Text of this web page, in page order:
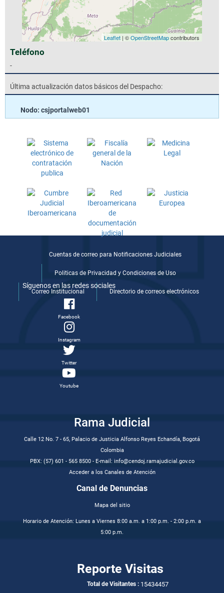
Leaflet| ©OpenStreetMapcontributors
Teléfono
-
Última actualización datos básicos del Despacho:
Nodo: csjportalweb01
Cuentas de correo para Notificaciones Judiciales
Politicas de Privacidad y Condiciones de Uso
Correo Institucional Directorio de correos electrónicos
Síguenos en las redes sociales
Facebook
Instagram
Twitter
Youtube
Rama Judicial
Calle 12 No. 7 - 65, Palacio de Justicia Alfonso Reyes Echandía, Bogotá
Colombia
PBX: (57) 601 - 565 8500 - E-mail: info@cendoj.ramajudicial.gov.co
Acceder a los Canales de Atención
Canal de Denuncias
Mapa del sitio
Horario de Atención: Lunes a Viernes 8:00 a.m. a 1:00 p.m. - 2:00 p.m. a
5:00 p.m.
Reporte Visitas
Total de Visitantes : 15434457